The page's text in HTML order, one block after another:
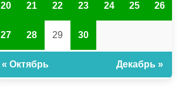
20 21 22 23 24 25 26
27 28 29 30
« Октябрь Декабрь »